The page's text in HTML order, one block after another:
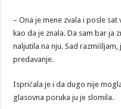
– Ona je mene zvala i posle
kao da je znala. Da sam bar ja
naljutila na nju. Sad
predavanje.
Ispričala je i da dugo nije
glasovna poruka ju je slomila.